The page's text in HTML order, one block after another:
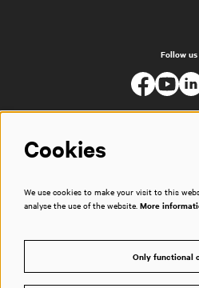
Follow us
Cookies
We use cookies to make your visit to this
analyse the use of the website. More
Only functional